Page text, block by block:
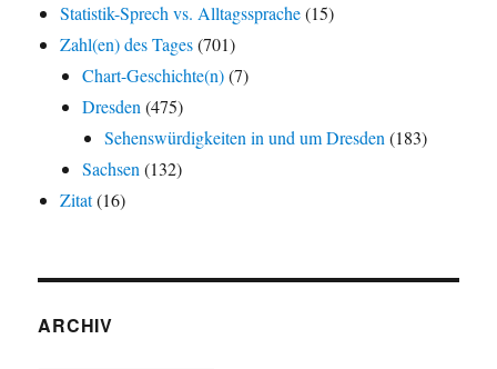
Statistik-Sprech vs. Alltagssprache(15)
Zahl(en) des Tages(701)
Chart-Geschichte(n)(7)
Dresden(475)
Sehenswürdigkeiten in und um Dresden(183)
Sachsen(132)
Zitat(16)
ARCHIV